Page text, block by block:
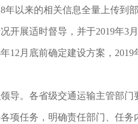
年以来的相关信息全量上传
开展适时督导，并于2019年3
月底前确定建设方案，2019
。各省级交通运输主管部门
项任务，明确责任部门、任